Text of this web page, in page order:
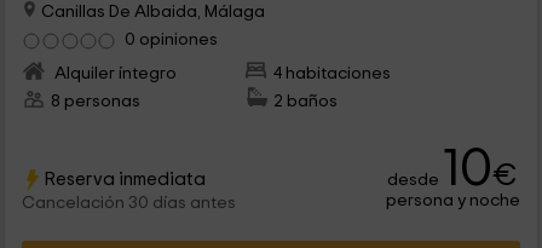
Canillas De Albaida, Málaga
0 opiniones
Alquiler íntegro
4 habitaciones
8 personas
2 baños
Reserva inmediata
Cancelación 30 días antes
desde 10€
persona y noche